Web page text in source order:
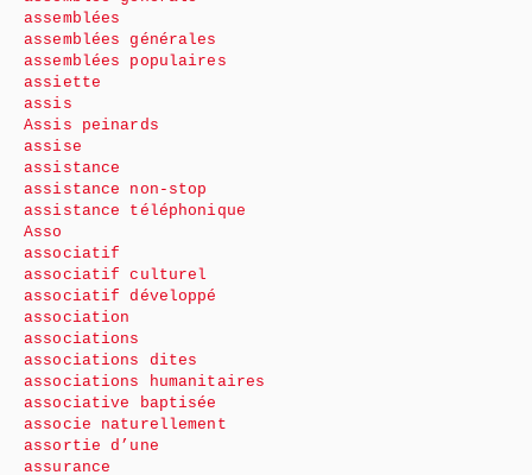
assemblées
assemblées générales
assemblées populaires
assiette
assis
Assis peinards
assise
assistance
assistance non-stop
assistance téléphonique
Asso
associatif
associatif culturel
associatif développé
association
associations
associations dites
associations humanitaires
associative baptisée
associe naturellement
assortie d’une
assurance